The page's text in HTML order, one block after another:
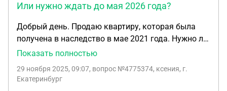
Или нужно ждать до мая 2026 года?
Добрый день. Продаю квартиру, которая была
получена в наследство в мае 2021 года. Нужно ли
оплачивать налог на доход, если прошло уже
Почему-то везде написано, что наследное
Показать полностью
29 ноября 2025, 09:07, вопрос №4775374, ксения, г.
Екатеринбург